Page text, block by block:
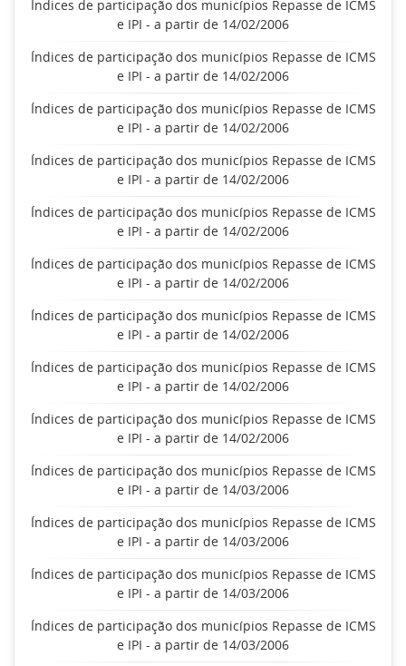
Índices de participação dos municípios Repasse de ICMS
e IPI - a partir de 14/02/2006
Índices de participação dos municípios Repasse de ICMS
e IPI - a partir de 14/02/2006
Índices de participação dos municípios Repasse de ICMS
e IPI - a partir de 14/02/2006
Índices de participação dos municípios Repasse de ICMS
e IPI - a partir de 14/02/2006
Índices de participação dos municípios Repasse de ICMS
e IPI - a partir de 14/02/2006
Índices de participação dos municípios Repasse de ICMS
e IPI - a partir de 14/02/2006
Índices de participação dos municípios Repasse de ICMS
e IPI - a partir de 14/02/2006
Índices de participação dos municípios Repasse de ICMS
e IPI - a partir de 14/02/2006
Índices de participação dos municípios Repasse de ICMS
e IPI - a partir de 14/02/2006
Índices de participação dos municípios Repasse de ICMS
e IPI - a partir de 14/03/2006
Índices de participação dos municípios Repasse de ICMS
e IPI - a partir de 14/03/2006
Índices de participação dos municípios Repasse de ICMS
e IPI - a partir de 14/03/2006
Índices de participação dos municípios Repasse de ICMS
e IPI - a partir de 14/03/2006